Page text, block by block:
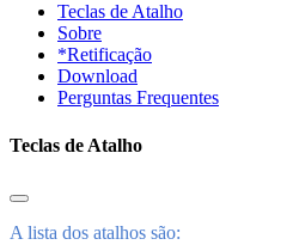
Teclas de Atalho
Sobre
*Retificação
Download
Perguntas Frequentes
Teclas de Atalho
A lista dos atalhos são: